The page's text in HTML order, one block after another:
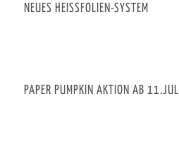
NEUES HEISSFOLIEN-SYSTEM
PAPER PUMPKIN AKTION AB 11.JULI